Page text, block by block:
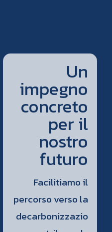
Un
impegno
concreto
per il
nostro
futuro
Facilitiamo il
percorso verso la
decarbonizzazio